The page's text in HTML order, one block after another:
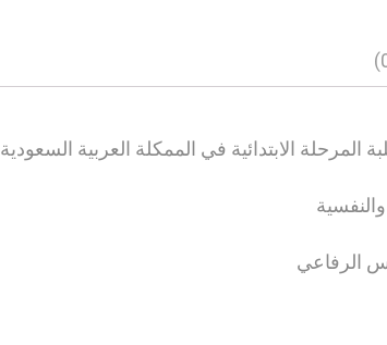
المرحلة الابتدائية في الممكلة العربية السعودية
الرفاعي